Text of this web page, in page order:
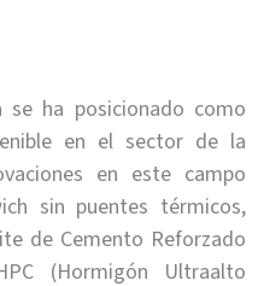
se ha posicionado como
en el sector de la
en este campo
sin puentes térmicos,
de Cemento Reforzado
(Hormigón Ultraalto